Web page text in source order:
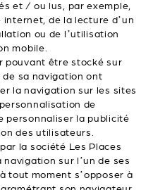
et / ou lus, par exemple,
de la lecture d’un
ou de l’utilisation
mobile.
pouvant être stocké sur
de sa navigation ont
la navigation sur les sites
de
personnaliser la publicité
des utilisateurs.
la société Les Places
sur l’un de ses
tout moment s’opposer à